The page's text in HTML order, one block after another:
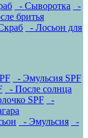
- Сыворотка
-
бритья
- Лосьон для
- Эмульсия SPF
- После солнца
SPF
-
- Эмульсия
-